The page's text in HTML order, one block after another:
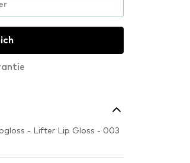
- Lifter Lip Gloss - 003